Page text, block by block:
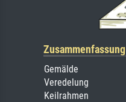
Zusammenfassung
Gemälde
Veredelung
Keilrahmen